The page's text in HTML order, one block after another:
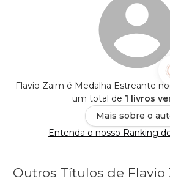
Flavio Zaim é Medalha Estreante
um total de 1 livros
Mais sobre o
Entenda o nosso Ranking
Outros Títulos de Flavio